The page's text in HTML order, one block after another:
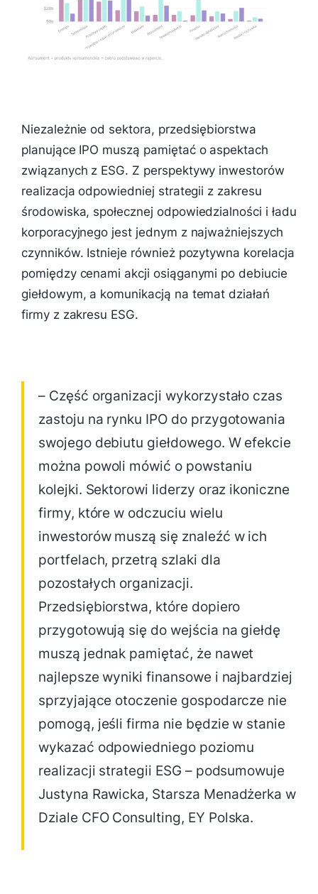
Niezależnie od sektora, przedsiębiorstwa
planujące IPO muszą pamiętać o aspektach
związanych z ESG. Z perspektywy inwestorów
realizacja odpowiedniej strategii z zakresu
środowiska, społecznej odpowiedzialności i ładu
korporacyjnego jest jednym z najważniejszych
czynników. Istnieje również pozytywna korelacja
pomiędzy cenami akcji osiąganymi po debiucie
giełdowym, a komunikacją na temat działań
firmy z zakresu ESG.
– Część organizacji wykorzystało czas
zastoju na rynku IPO do przygotowania
swojego debiutu giełdowego. W efekcie
można powoli mówić o powstaniu
kolejki. Sektorowi liderzy oraz ikoniczne
firmy, które w odczuciu wielu
inwestorów muszą się znaleźć w ich
portfelach, przetrą szlaki dla
pozostałych organizacji.
Przedsiębiorstwa, które dopiero
przygotowują się do wejścia na giełdę
muszą jednak pamiętać, że nawet
najlepsze wyniki finansowe i najbardziej
sprzyjające otoczenie gospodarcze nie
pomogą, jeśli firma nie będzie w stanie
wykazać odpowiedniego poziomu
realizacji strategii ESG – podsumowuje
Justyna Rawicka, Starsza Menadżerka w
Dziale CFO Consulting, EY Polska.